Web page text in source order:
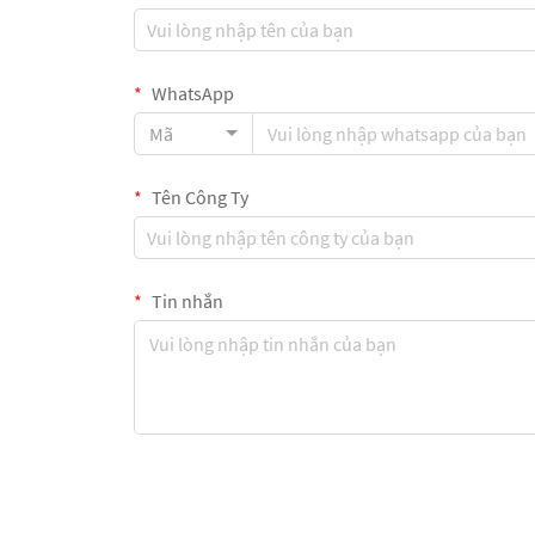
WhatsApp
Mã
Tên Công Ty
Tin nhắn